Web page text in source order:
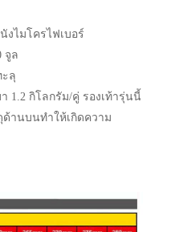
งไมโครไฟเบอร์
จูล
ะลุ
1.2 กิโลกรัม/คู่ รองเท้ารุ่นนี้
านบนทำให้เกิดความ